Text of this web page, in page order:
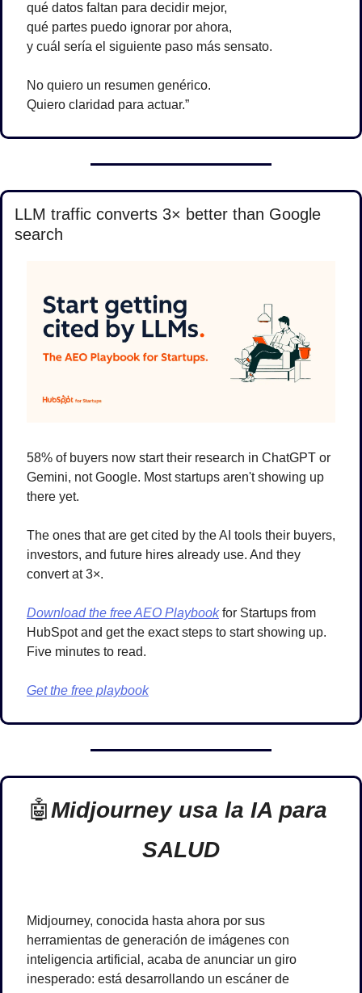
qué datos faltan para decidir mejor,
qué partes puedo ignorar por ahora,
y cuál sería el siguiente paso más sensato.
No quiero un resumen genérico.
Quiero claridad para actuar.”
LLM traffic converts 3× better than Google
search
58% of buyers now start their research in ChatGPT or
Gemini, not Google. Most startups aren't showing up
there yet.
The ones that are get cited by the AI tools their buyers,
investors, and future hires already use. And they
convert at 3×.
Download the free AEO Playbook for Startups from
HubSpot and get the exact steps to start showing up.
Five minutes to read.
Get the free playbook
🤖Midjourney usa la IA para
SALUD
Midjourney, conocida hasta ahora por sus
herramientas de generación de imágenes con
inteligencia artificial, acaba de anunciar un giro
inesperado: está desarrollando un escáner de